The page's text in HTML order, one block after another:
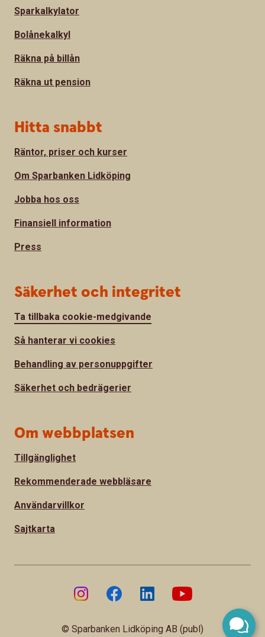
Sparkalkylator
Bolånekalkyl
Räkna på billån
Räkna ut pension
Hitta snabbt
Räntor, priser och kurser
Om Sparbanken Lidköping
Jobba hos oss
Finansiell information
Press
Säkerhet och integritet
Ta tillbaka cookie-medgivande
Så hanterar vi cookies
Behandling av personuppgifter
Säkerhet och bedrägerier
Om webbplatsen
Tillgänglighet
Rekommenderade webbläsare
Användarvillkor
Sajtkarta
© Sparbanken Lidköping AB (publ)